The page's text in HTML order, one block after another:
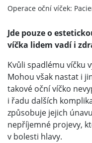
Operace oční víček:
Jde pouze o
víčka lidem vadí i
Kvůli spadlému víčku
Mohou však nastat i
takové oční víčko
i řadu dalších
způsobuje jejich
nepříjemné projevy,
v bolesti hlavy.